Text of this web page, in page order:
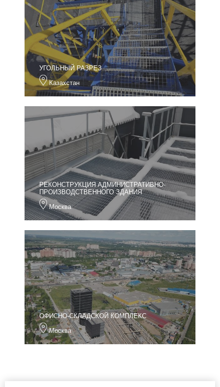
УГОЛЬНЫЙ РАЗРЕЗ
Казахстан
РЕКОНСТРУКЦИЯ АДМИНИСТРАТИВНО-
ПРОИЗВОДСТВЕННОГО ЗДАНИЯ
Москва
ОФИСНО-СКЛАДСКОЙ КОМПЛЕКС
Москва